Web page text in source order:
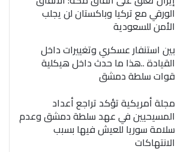
الورقي مع تركيا وباكستان لن يجلب
الأمن للسعودية
بين استنفار عسكري وتغييرات داخل
القيادة ..هذا ما حدث داخل هيكلية
قوات سلطة دمشق
مجلة أمريكية تؤكد تراجع أعداد
المسيحيين في عهد سلطة دمشق وعدم
سلامة سوريا للعيش فيها بسبب
الانتهاكات